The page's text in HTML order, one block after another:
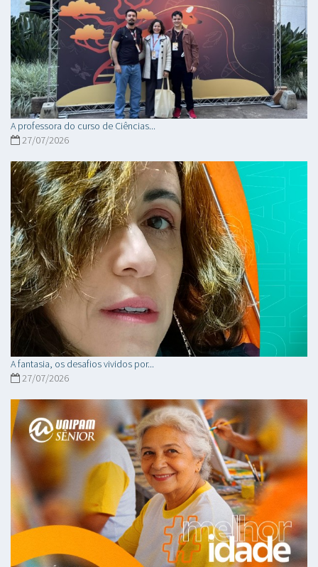
A professora do curso de Ciências...
27/07/2026
A fantasia, os desafios vividos por...
27/07/2026